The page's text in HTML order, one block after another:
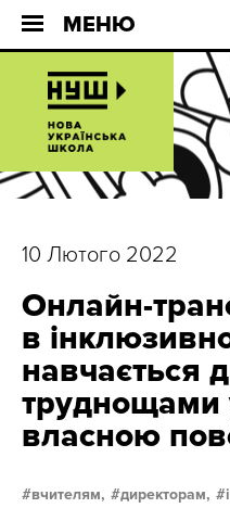
МЕНЮ
10 Лютого 2022
Онлайн-
в
навчається
труднощами
власною
вчителям, директорам,